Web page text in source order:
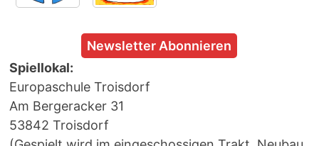
Newsletter Abonnieren
Spiellokal:
Europaschule Troisdorf
Am Bergeracker 31
53842 Troisdorf